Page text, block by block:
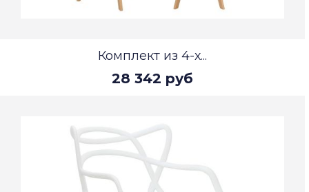
Комплект из 4-х...
28 342 руб